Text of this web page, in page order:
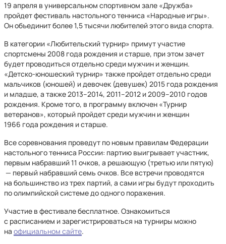
19 апреля в универсальном спортивном зале «Дружба»
пройдет фестиваль настольного тенниса «Народные игры».
Он объединит более 1,5 тысячи любителей этого вида спорта.
В категории «Любительский турнир» примут участие
спортсмены 2008 года рождения и старше, при этом зачет
будет проводиться отдельно среди мужчин и женщин.
«Детско-юношеский турнир» также пройдет отдельно среди
мальчиков (юношей) и девочек (девушек) 2015 года рождения
и младше, а также 2013–2014, 2011–2012 и 2009–2010 годов
рождения. Кроме того, в программу включен «Турнир
ветеранов», который пройдет среди мужчин и женщин
1966 года рождения и старше.
Все соревнования проведут по новым правилам Федерации
настольного тенниса России: партию выигрывает участник,
первым набравший 11 очков, а решающую (третью или пятую)
— первый набравший семь очков. Все встречи проводятся
на большинство из трех партий, а сами игры будут проходить
по олимпийской системе до одного поражения.
Участие в фестивале бесплатное. Ознакомиться
с расписанием и зарегистрироваться на турниры можно
на официальном сайте.